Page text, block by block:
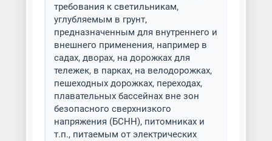
требования к светильникам,
углубляемым в грунт,
предназначенным для внутреннего и
внешнего применения, например в
садах, дворах, на дорожках для
тележек, в парках, на велодорожках,
пешеходных дорожках, переходах,
плавательных бассейнах вне зон
безопасного сверхнизкого
напряжения (БСНН), питомниках и
т.п., питаемым от электрических